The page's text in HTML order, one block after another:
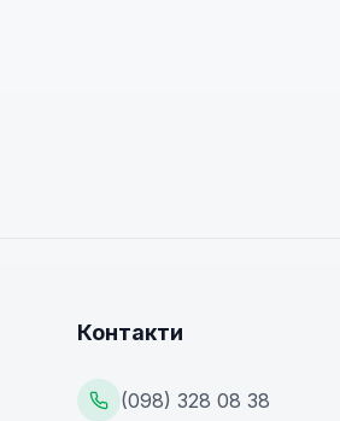
Контакти
(098) 328 08 38